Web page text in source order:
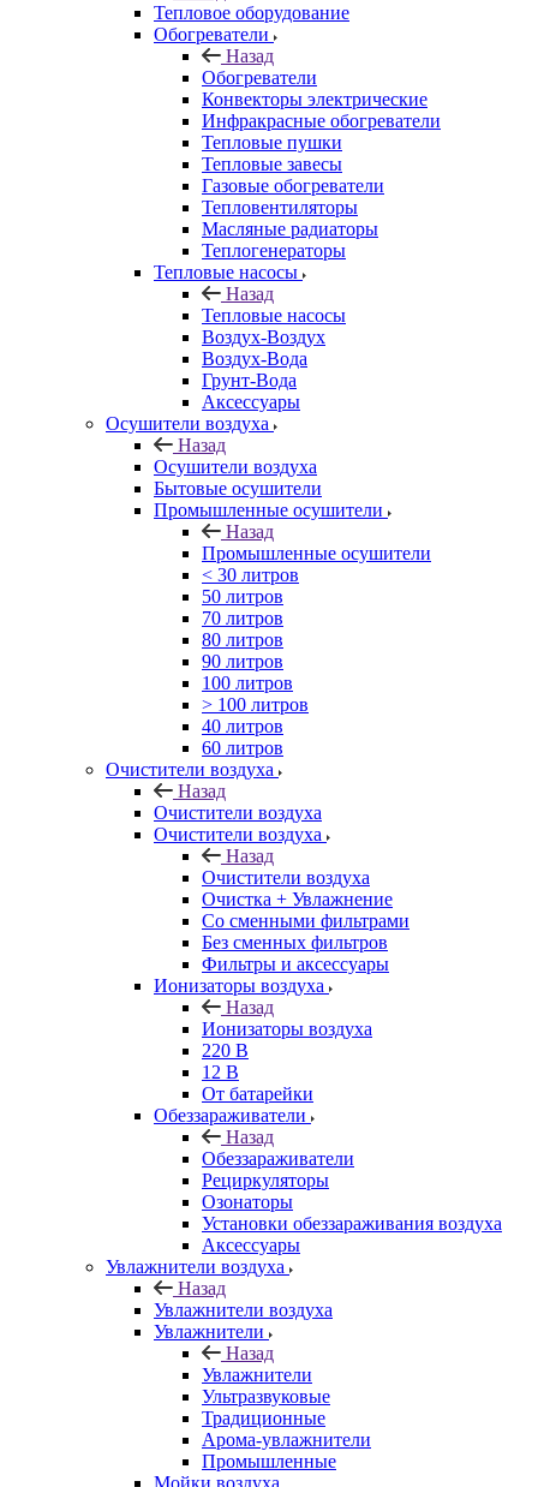
Тепловое оборудование
Обогреватели
Назад
Обогреватели
Конвекторы электрические
Инфракрасные обогреватели
Тепловые пушки
Тепловые завесы
Газовые обогреватели
Тепловентиляторы
Масляные радиаторы
Теплогенераторы
Тепловые насосы
Назад
Тепловые насосы
Воздух-Воздух
Воздух-Вода
Грунт-Вода
Аксессуары
Осушители воздуха
Назад
Осушители воздуха
Бытовые осушители
Промышленные осушители
Назад
Промышленные осушители
< 30 литров
50 литров
70 литров
80 литров
90 литров
100 литров
> 100 литров
40 литров
60 литров
Очистители воздуха
Назад
Очистители воздуха
Очистители воздуха
Назад
Очистители воздуха
Очистка + Увлажнение
Cо сменными фильтрами
Без сменных фильтров
Фильтры и аксессуары
Ионизаторы воздуха
Назад
Ионизаторы воздуха
220 В
12 В
От батарейки
Обеззараживатели
Назад
Обеззараживатели
Рециркуляторы
Озонаторы
Установки обеззараживания воздуха
Аксессуары
Увлажнители воздуха
Назад
Увлажнители воздуха
Увлажнители
Назад
Увлажнители
Ультразвуковые
Традиционные
Арома-увлажнители
Промышленные
Мойки воздуха